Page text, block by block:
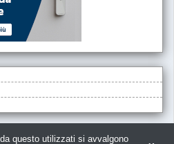
questo utilizzati si avvalgono